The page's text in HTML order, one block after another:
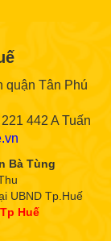
quận Tân Phú
442 A Tuấn
Bà Tùng
UBND Tp.Huế
Huế